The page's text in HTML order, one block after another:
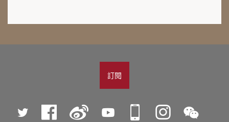
訂閱
Twitter Facebook 微
YouTube iPolyU Instagram微